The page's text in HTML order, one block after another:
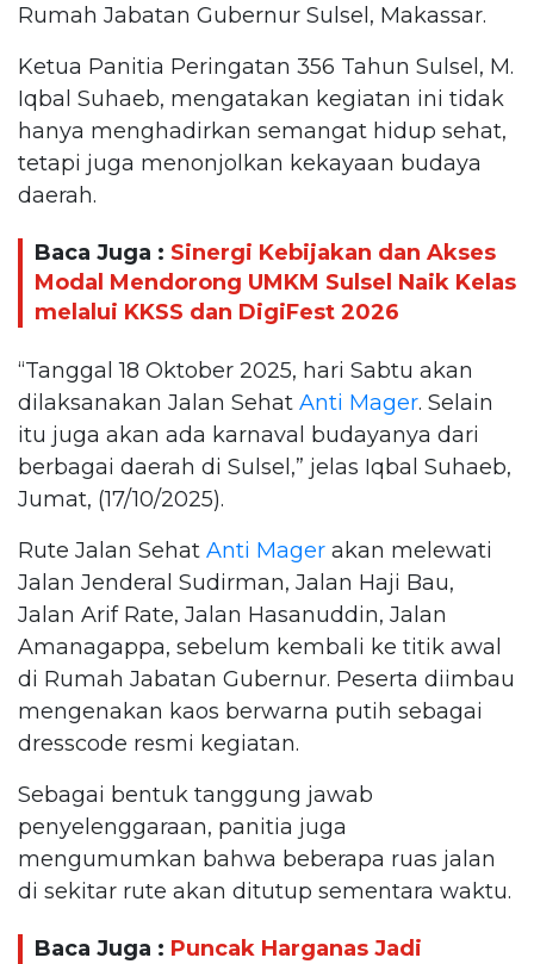
Rumah Jabatan Gubernur Sulsel, Makassar.
Ketua Panitia Peringatan 356 Tahun Sulsel, M.
Iqbal Suhaeb, mengatakan kegiatan ini tidak
hanya menghadirkan semangat hidup sehat,
tetapi juga menonjolkan kekayaan budaya
daerah.
Baca Juga : Sinergi Kebijakan dan Akses
Modal Mendorong UMKM Sulsel Naik Kelas
melalui KKSS dan DigiFest 2026
“Tanggal 18 Oktober 2025, hari Sabtu akan
dilaksanakan Jalan Sehat Anti Mager. Selain
itu juga akan ada karnaval budayanya dari
berbagai daerah di Sulsel,” jelas Iqbal Suhaeb,
Jumat, (17/10/2025).
Rute Jalan Sehat Anti Mager akan melewati
Jalan Jenderal Sudirman, Jalan Haji Bau,
Jalan Arif Rate, Jalan Hasanuddin, Jalan
Amanagappa, sebelum kembali ke titik awal
di Rumah Jabatan Gubernur. Peserta diimbau
mengenakan kaos berwarna putih sebagai
dresscode resmi kegiatan.
Sebagai bentuk tanggung jawab
penyelenggaraan, panitia juga
mengumumkan bahwa beberapa ruas jalan
di sekitar rute akan ditutup sementara waktu.
Baca Juga : Puncak Harganas Jadi